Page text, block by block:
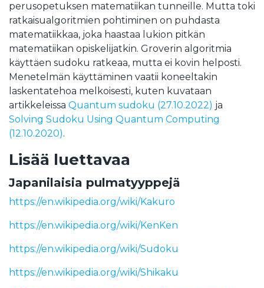
perusopetuksen matematiikan tunneille. Mutta toki
ratkaisualgoritmien pohtiminen on puhdasta
matematiikkaa, joka haastaa lukion pitkän
matematiikan opiskelijatkin. Groverin algoritmia
käyttäen sudoku ratkeaa, mutta ei kovin helposti.
Menetelmän käyttäminen vaatii koneeltakin
laskentatehoa melkoisesti, kuten kuvataan
artikkeleissa Quantum sudoku (27.10.2022) ja
Solving Sudoku Using Quantum Computing
(12.10.2020).
Lisää luettavaa
Japanilaisia pulmatyyppejä
https://en.wikipedia.org/wiki/Kakuro
https://en.wikipedia.org/wiki/KenKen
https://en.wikipedia.org/wiki/Sudoku
https://en.wikipedia.org/wiki/Shikaku